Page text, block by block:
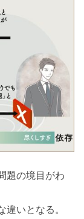
題の境目がわ
違いとなる。